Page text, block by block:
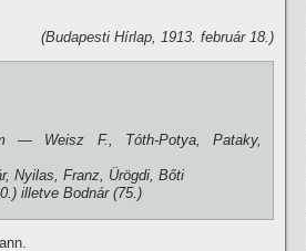
(Budapesti Hí­rlap, 1913. február 18.)
— Weisz F., Tóth-Potya, Pataky,
Nyilas, Franz, Ürögdi, Bőti
illetve Bodnár (75.)